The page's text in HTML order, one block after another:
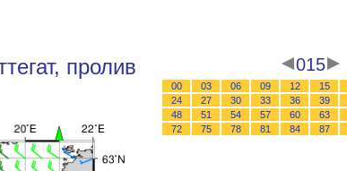
пролив
015
00 03 06 09 12 15
24
27 30 33 36 39
48
51 54 57 60 63
72
75 78 81 84 87